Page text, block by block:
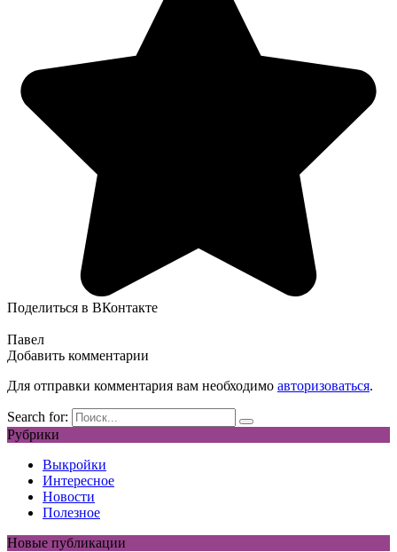
Поделиться в ВКонтакте
Павел
Добавить комментарии
Для отправки комментария вам необходимо авторизоваться.
Search for:
Рубрики
Выкройки
Интересное
Новости
Полезное
Новые публикации